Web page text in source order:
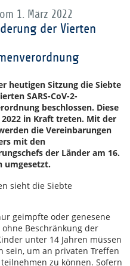
1. März 2022
der Vierten
heutigen Sitzung die Siebte
SARS-CoV-2-
beschlossen. Diese
in Kraft treten. Mit der
die Vereinbarungen
mit den
der Länder am 16.
umgesetzt.
sieht die Siebte
geimpfte oder genesene
Beschränkung der
unter 14 Jahren müssen
sein, um an privaten Treffen
zu können. Sofern